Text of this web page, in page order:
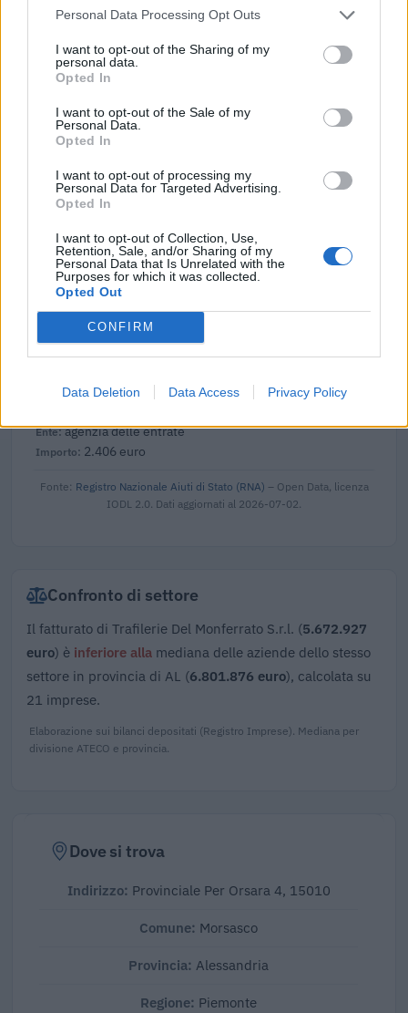
Personal Data Processing Opt Outs
I want to opt-out of the Sharing of my
personal data.
Opted In
I want to opt-out of the Sale of my
Personal Data.
Opted In
I want to opt-out of processing my
Personal Data for Targeted Advertising.
Opted In
I want to opt-out of Collection, Use,
Retention, Sale, and/or Sharing of my
Personal Data that Is Unrelated with the
Purposes for which it was collected.
Opted Out
CONFIRM
Data Deletion Data Access Privacy Policy
2022-03-04
Fondo di garanzia per le piccole e medie imprese
Banca del Mezzogiorno MedioCredito Centrale S.p.A.
n.d.
2021-12-10
COVID-19: Fondo di garanzia PMI - Modifica
Banca del Mezzogiorno MedioCredito Centrale S.p.A.
404.449 euro
2021-12-10
COVID-19: Fondo di garanzia PMI - Modifica
SA.56966, SA.57625, SA.59655
Banca del Mezzogiorno MedioCredito Centrale S.p.A.
250.599 euro
2021-12-03
seguito della crisi economica causata dall'epidemia di
agenzia delle entrate
2.406 euro
Fonte: Registro Nazionale Aiuti di Stato (RNA) – Open Data, licenza
IODL 2.0. Dati aggiornati al 2026-07-02.
Confronto di settore
Il fatturato di Trafilerie Del Monferrato S.r.l. (5.672.927
euro) è inferiore alla mediana delle aziende dello stesso
settore in provincia di AL (6.801.876 euro), calcolata su
21 imprese.
Elaborazione sui bilanci depositati (Registro Imprese). Mediana per
divisione ATECO e provincia.
Dove si trova
Indirizzo: Provinciale Per Orsara 4, 15010
Comune: Morsasco
Provincia: Alessandria
Regione: Piemonte